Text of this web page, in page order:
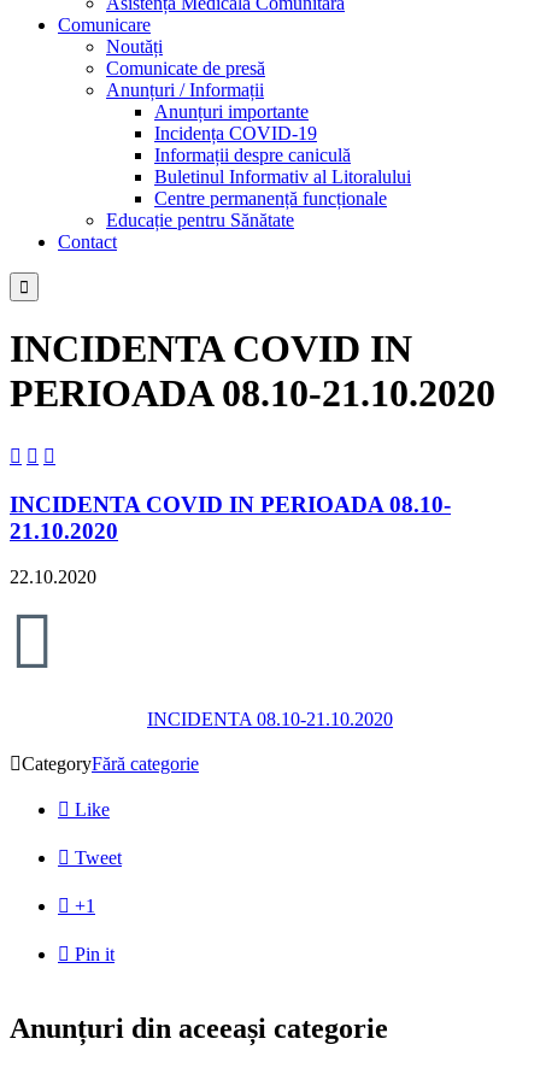
Comunicare
Noutăți
Comunicate de presă
Anunțuri / Informații
Anunțuri importante
Incidența COVID-19
Informații despre caniculă
Buletinul Informativ al Litoralului
Centre permanență funcționale
Educație pentru Sănătate
Contact

INCIDENTA COVID IN
PERIOADA 08.10-21.10.2020
  
INCIDENTA COVID IN PERIOADA 08.10-
21.10.2020
22.10.2020

INCIDENTA 08.10-21.10.2020
CategoryFără categorie
 Like
 Tweet
 +1
 Pin it
Anunțuri din aceeași categorie